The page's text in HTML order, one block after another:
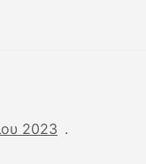
2023 .